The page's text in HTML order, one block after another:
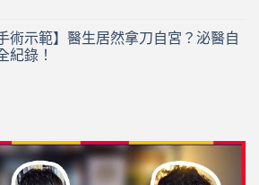
術示範】醫生居然拿刀自宮？泌醫自
紀錄！